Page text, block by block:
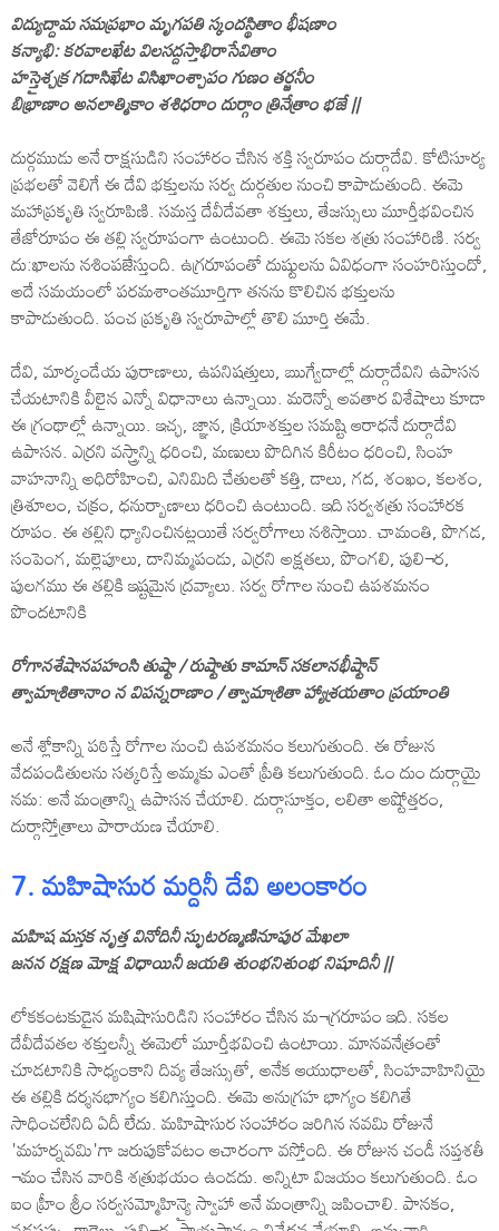
విద్యుద్దామ సమప్రభాం మృగపతి స్కందస్థితాం భీషణాం
కన్యాభి: కరవాలఖేట విలసద్దస్తాభిరాసేవితాం
హస్తైశ్చక్ర గదాసిఖేట విసిఖాంశ్చాపం గుణం తర్జనీం
బిభ్రాణాం అనలాత్మికాం శశిధరాం దుర్గాం త్రినేత్రాం భజే ||
దుర్గముడు అనే రాక్షసుడిని సంహారం చేసిన శక్తి స్వరూపం దుర్గాదేవి. కోటిసూర్య
ప్రభలతో వెలిగే ఈ దేవి భక్తులను సర్వ దుర్గతుల నుంచి కాపాడుతుంది. ఈమె
మహాప్రకృతి స్వరూపిణి. సమస్త దేవీదేవతా శక్తులు, తేజస్సులు మూర్తీభవించిన
తేజోరూపం ఈ తల్లి స్వరూపంగా ఉంటుంది. ఈమె సకల శత్రు సంహారిణి. సర్వ
దు:ఖాలను నశింపజేస్తుంది. ఉగ్రరూపంతో దుష్టులను ఏవిధంగా సంహరిస్తుందో,
అదే సమయంలో పరమశాంతమూర్తిగా తనను కొలిచిన భక్తులను
కాపాడుతుంది. పంచ ప్రకృతి స్వరూపాల్లో తొలి మూర్తి ఈమే.
దేవి, మార్కండేయ పురాణాలు, ఉపనిషత్తులు, ఋగ్వేదాల్లో దుర్గాదేవిని ఉపాసన
చేయటానికి వీలైన ఎన్నో విధానాలు ఉన్నాయి. మరెన్నో అవతార విశేషాలు కూడా
ఈ గ్రంథాల్లో ఉన్నాయి. ఇచ్ఛ, జ్ఞాన, క్రియాశక్తుల సమష్టి ఆరాధనే దుర్గాదేవి
ఉపాసన. ఎర్రని వస్త్రాన్ని ధరించి, మణులు పొదిగిన కిరీటం ధరించి, సింహ
వాహనాన్ని అధిరోహించి, ఎనిమిది చేతులతో కత్తి, డాలు, గద, శంఖం, కలశం,
త్రిశూలం, చక్రం, ధనుర్బాణాలు ధరించి ఉంటుంది. ఇది సర్వశత్రు సంహారక
రూపం. ఈ తల్లిని ధ్యానించినట్లయితే సర్వరోగాలు నశిస్తాయి. చామంతి, పొగడ,
సంపెంగ, మల్లెపూలు, దానిమ్మపండు, ఎర్రని అక్షతలు, పొంగలి, పులి¬ర,
పులగము ఈ తల్లికి ఇష్టమైన ద్రవ్యాలు. సర్వ రోగాల నుంచి ఉపశమనం
పొందటానికి
రోగానశేషానపహంసి తుష్టా / రుష్టాతు కామాన్‌ సకలానభీష్టాన్‌
త్వామాశ్రితానాం న విపన్నరాణాం / త్వామాశ్రితా హ్యాశ్రయతాం ప్రయాంతి
అనే శ్లోకాన్ని పఠిస్తే రోగాల నుంచి ఉపశమనం కలుగుతుంది. ఈ రోజున
వేదపండితులను సత్కరిస్తే అమ్మకు ఎంతో ప్రీతి కలుగుతుంది. ఓం దుం దుర్గాయై
నమ: అనే మంత్రాన్ని ఉపాసన చేయాలి. దుర్గాసూక్తం, లలితా అష్టోత్తరం,
దుర్గాస్తోత్రాలు పారాయణ చేయాలి.
7. మహిషాసుర మర్దినీ దేవి అలంకారం
మహిష మస్తక నృత్త వినోదినీ స్ఫుటరణ్మణినూపుర మేఖలా
జనన రక్షణ మోక్ష విధాయినీ జయతి శుంభనిశుంభ నిషూదినీ ||
లోకకంటకుడైన మషిషాసురిడిని సంహారం చేసిన మ¬గ్రరూపం ఇది. సకల
దేవీదేవతల శక్తులన్నీ ఈమెలో మూర్తీభవించి ఉంటాయి. మానవనేత్రంతో
చూడటానికి సాధ్యంకాని దివ్య తేజస్సుతో, అనేక ఆయుధాలతో, సింహవాహినియై
ఈ తల్లికి దర్శనభాగ్యం కలిగిస్తుంది. ఈమె అనుగ్రహ భాగ్యం కలిగితే
సాధించలేనిది ఏదీ లేదు. మహిషాసుర సంహారం జరిగిన నవమి రోజునే
'మహర్నవమి'గా జరుపుకోవటం ఆచారంగా వస్తోంది. ఈ రోజున చండీ సప్తశతీ
¬మం చేసిన వారికి శత్రుభయం ఉండదు. అన్నిటా విజయం కలుగుతుంది. ఓం
ఐం హ్రీం శ్రీం సర్వసమ్మోహిన్యై స్వాహా అనే మంత్రాన్ని జపించాలి. పానకం,